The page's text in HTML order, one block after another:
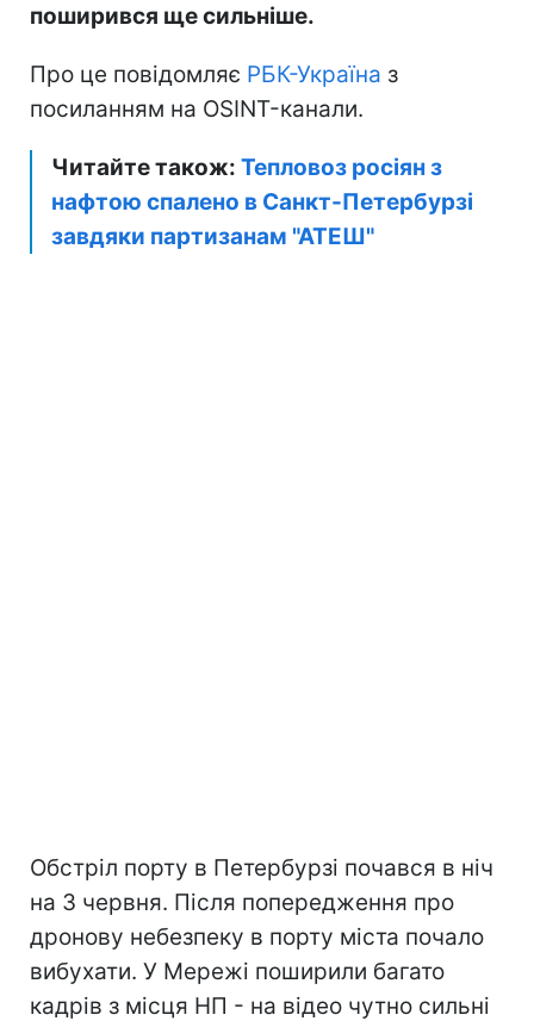
поширився ще сильніше.
Про це повідомляє РБК-Україна з
посиланням на OSINT-канали.
Читайте також: Тепловоз росіян з
нафтою спалено в Санкт-Петербурзі
завдяки партизанам "АТЕШ"
Обстріл порту в Петербурзі почався в ніч
на 3 червня. Після попередження про
дронову небезпеку в порту міста почало
вибухати. У Мережі поширили багато
кадрів з місця НП - на відео чутно сильні